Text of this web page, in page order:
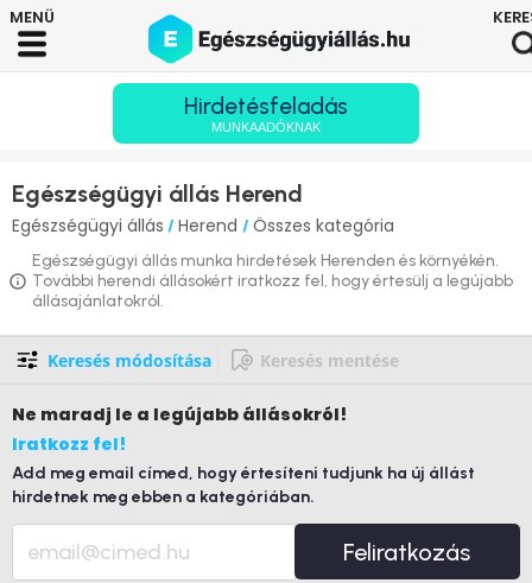
Hirdetésfeladás
MUNKAADÓKNAK
Egészségügyi állás Herend
Egészségügyi állás / Herend / Összes kategória
Egészségügyi állás munka hirdetések Herenden és környékén.
További herendi állásokért iratkozz fel, hogy értesülj a legújabb
állásajánlatokról.
Keresés módosítása Keresés mentése
Ne maradj le a legújabb állásokról!
Iratkozz fel!
Add meg email címed, hogy értesíteni tudjunk ha új állást
hirdetnek meg ebben a kategóriában.
Feliratkozás